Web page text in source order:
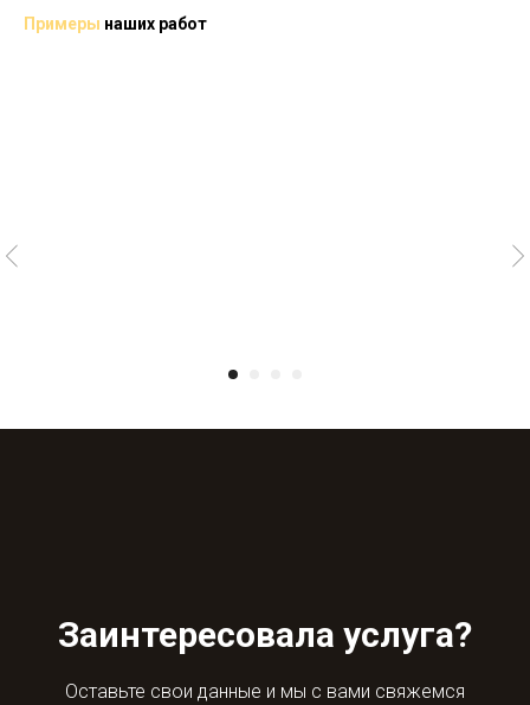
Примеры наших работ
Заинтересовала услуга?
Оставьте свои данные и мы с вами свяжемся